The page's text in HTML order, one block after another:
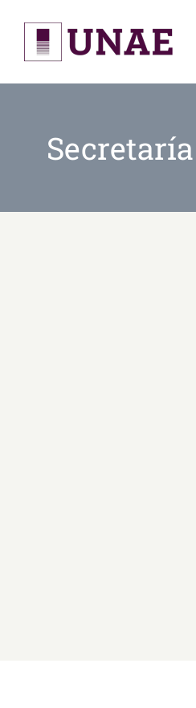
content